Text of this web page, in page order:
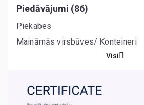
Piedāvājumi (86)
Piekabes
Maināmās virsbūves/ Konteineri
Visi